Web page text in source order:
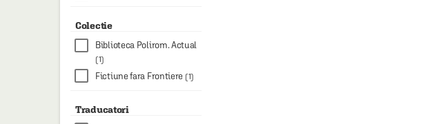
Colectie
Biblioteca Polirom. Actual
(1)
Fictiune fara Frontiere (1)
Traducatori